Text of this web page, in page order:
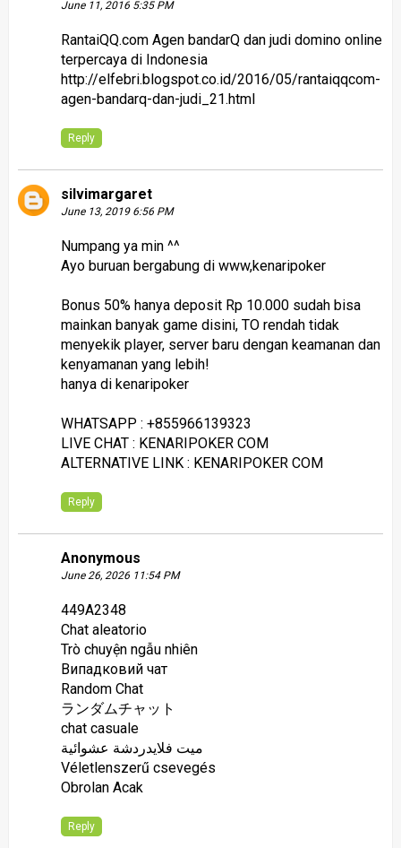
June 11, 2016 5:35 PM
RantaiQQ.com Agen bandarQ dan judi domino online
terpercaya di Indonesia
http://elfebri.blogspot.co.id/2016/05/rantaiqqcom-
agen-bandarq-dan-judi_21.html
Reply
silvimargaret
June 13, 2019 6:56 PM
Numpang ya min ^^
Ayo buruan bergabung di www,kenaripoker
Bonus 50% hanya deposit Rp 10.000 sudah bisa
mainkan banyak game disini, TO rendah tidak
menyekik player, server baru dengan keamanan dan
kenyamanan yang lebih!
hanya di kenaripoker
WHATSAPP : +855966139323
LIVE CHAT : KENARIPOKER COM
ALTERNATIVE LINK : KENARIPOKER COM
Reply
Anonymous
June 26, 2026 11:54 PM
449A2348
Chat aleatorio
Trò chuyện ngẫu nhiên
Випадковий чат
Random Chat
ランダムチャット
chat casuale
ميت فلايدردشة عشوائية
Véletlenszerű csevegés
Obrolan Acak
Reply